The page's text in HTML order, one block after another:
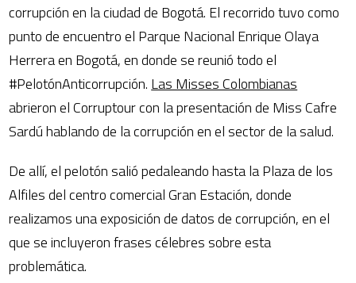
corrupción en la ciudad de Bogotá. El recorrido tuvo como
punto de encuentro el Parque Nacional Enrique Olaya
Herrera en Bogotá, en donde se reunió todo el
#PelotónAnticorrupción. Las Misses Colombianas
abrieron el Corruptour con la presentación de Miss Cafre
Sardú hablando de la corrupción en el sector de la salud.
De allí, el pelotón salió pedaleando hasta la Plaza de los
Alfiles del centro comercial Gran Estación, donde
realizamos una exposición de datos de corrupción, en el
que se incluyeron frases célebres sobre esta
problemática.